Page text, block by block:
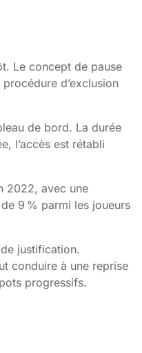
Le concept de pause
d’exclusion
de bord. La durée
l’accès est rétabli
2022, avec une
9 % parmi les joueurs
justification.
conduire à une reprise
progressifs.